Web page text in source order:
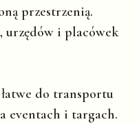
przestrzenią.
urzędów i placówek
do transportu
eventach i targach.